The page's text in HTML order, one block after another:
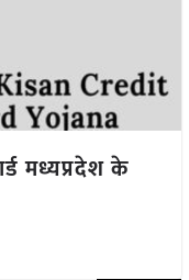
मध्यप्रदेश के